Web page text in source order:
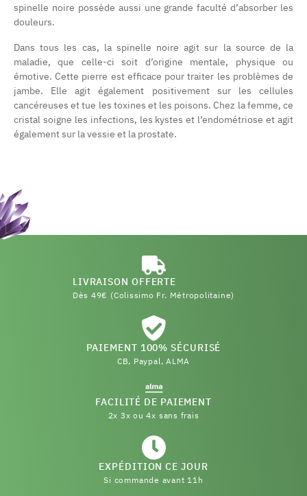
spinelle noire possède aussi une grande faculté d’absorber les
douleurs.
Dans tous les cas, la spinelle noire agit sur la source de la
maladie, que celle-ci soit d’origine mentale, physique ou
émotive. Cette pierre est efficace pour traiter les problèmes de
jambe. Elle agit également positivement sur les cellules
cancéreuses et tue les toxines et les poisons. Chez la femme, ce
cristal soigne les infections, les kystes et l’endométriose et agit
également sur la vessie et la prostate.
LIVRAISON OFFERTE
Dès 49€ (Colissimo Fr. Métropolitaine)
PAIEMENT 100% SÉCURISÉ
CB, Paypal, ALMA
FACILITÉ DE PAIEMENT
2x 3x ou 4x sans frais
EXPÉDITION CE JOUR
Si commande avant 11h